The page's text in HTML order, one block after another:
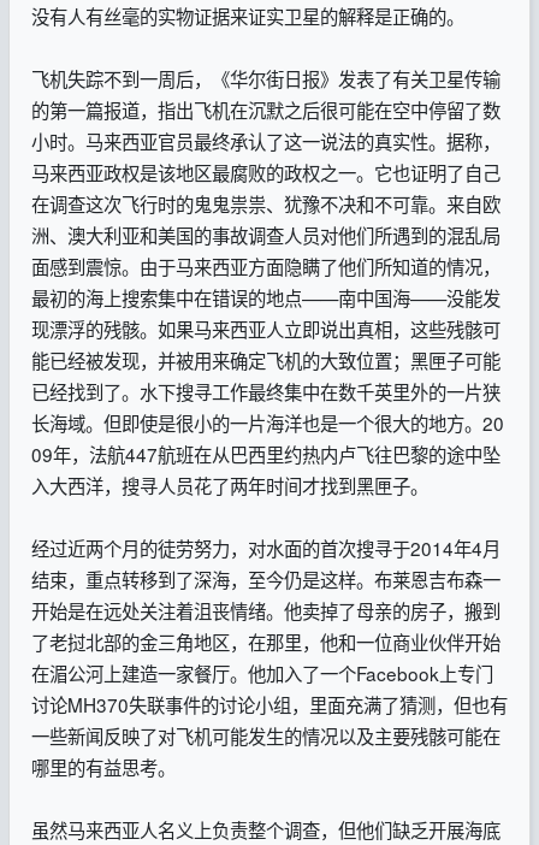
没有人有丝毫的实物证据来证实卫星的解释是正确的。
飞机失踪不到一周后，《华尔街日报》发表了有关卫星传输
的第一篇报道，指出飞机在沉默之后很可能在空中停留了数
小时。马来西亚官员最终承认了这一说法的真实性。据称，
马来西亚政权是该地区最腐败的政权之一。它也证明了自己
在调查这次飞行时的鬼鬼祟祟、犹豫不决和不可靠。来自欧
洲、澳大利亚和美国的事故调查人员对他们所遇到的混乱局
面感到震惊。由于马来西亚方面隐瞒了他们所知道的情况，
最初的海上搜索集中在错误的地点——南中国海——没能发
现漂浮的残骸。如果马来西亚人立即说出真相，这些残骸可
能已经被发现，并被用来确定飞机的大致位置；黑匣子可能
已经找到了。水下搜寻工作最终集中在数千英里外的一片狭
长海域。但即使是很小的一片海洋也是一个很大的地方。20
09年，法航447航班在从巴西里约热内卢飞往巴黎的途中坠
入大西洋，搜寻人员花了两年时间才找到黑匣子。
经过近两个月的徒劳努力，对水面的首次搜寻于2014年4月
结束，重点转移到了深海，至今仍是这样。布莱恩吉布森一
开始是在远处关注着沮丧情绪。他卖掉了母亲的房子，搬到
了老挝北部的金三角地区，在那里，他和一位商业伙伴开始
在湄公河上建造一家餐厅。他加入了一个Facebook上专门
讨论MH370失联事件的讨论小组，里面充满了猜测，但也有
一些新闻反映了对飞机可能发生的情况以及主要残骸可能在
哪里的有益思考。
虽然马来西亚人名义上负责整个调查，但他们缺乏开展海底